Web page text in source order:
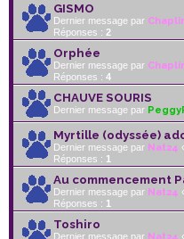
GISMO
Dernier message par
Réponses : 2
Orphée
Dernier message par
Réponses : 4
CHAUVE SOURIS
Dernier message par
Myrtille (odyssée)
Dernier message par Nat24
Réponses : 1
Au commencement
Dernier message par Nat24
Réponses : 1
Toshiro
Dernier message par Nat24